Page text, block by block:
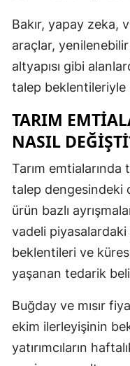
Bakır, yapay zeka,
araçlar, yenilenebilir
altyapısı gibi
talep
TARIM
NASIL
Tarım
talep dengesindeki
ürün bazlı
vadeli
beklentileri ve
yaşanan tedarik
Buğday ve mısır
ekim ilerleyişinin
yatırımcıların